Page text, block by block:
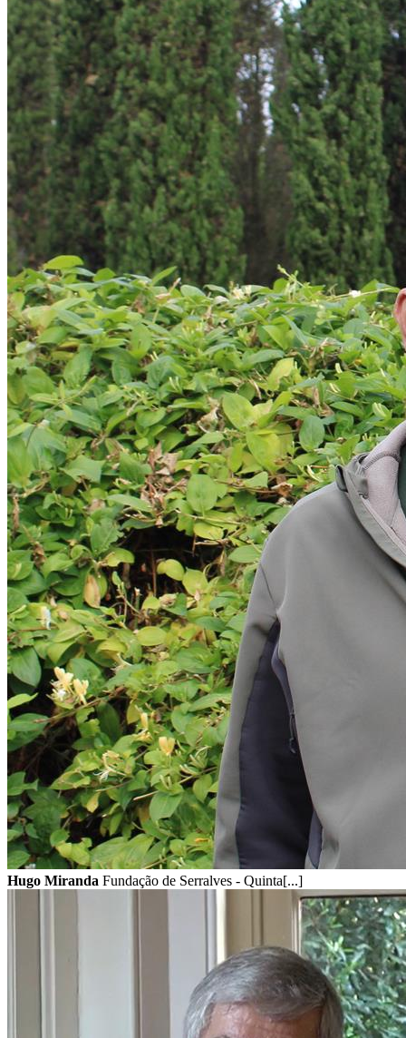
Hugo Miranda Fundação de Serralves - Quinta[...]